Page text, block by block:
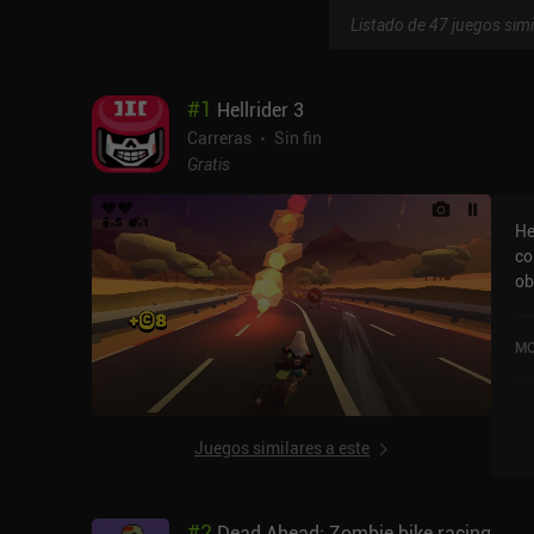
Listado de 47 juegos
#1 Hellrider 3
Carreras
Sin fin
Gratis
Juegos similares a este